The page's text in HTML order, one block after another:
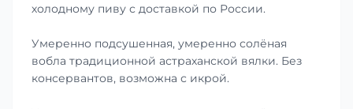
холодному пиву с доставкой по России.
Умеренно подсушенная, умеренно солёная
вобла традиционной астраханской вялки. Без
консервантов, возможна с икрой.